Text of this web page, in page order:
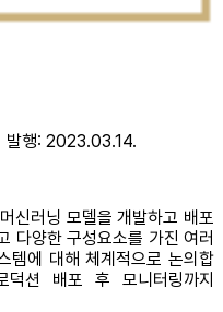
발행: 2023.03.14.
신러닝 모델을 개발하고 배포
다양한 구성요소를 가진 여러
템에 대해 체계적으로 논의합
덕션 배포 후 모니터링까지